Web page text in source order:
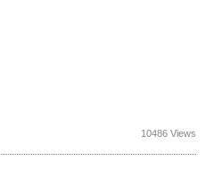
10486 Views